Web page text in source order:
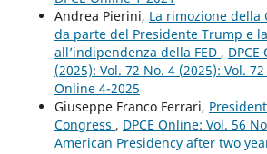
Andrea Pierini, La rimozione della
da parte del Presidente Trump e
all’indipendenza della FED ,
(2025): Vol. 72 No. 4 (2025): Vol.
Online 4-2025
Giuseppe Franco Ferrari,
Congress , DPCE Online: Vol. 56
American Presidency after two